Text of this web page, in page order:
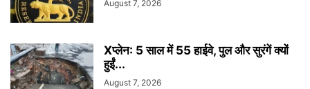
August 7, 2026
Xप्लेन: 5 साल में 55 हाईवे, पुल और सुरंगें क्यों
हुईं...
August 7, 2026